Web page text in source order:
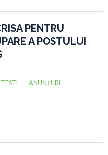
PENTRU
A POSTULUI
ANUNȚURI